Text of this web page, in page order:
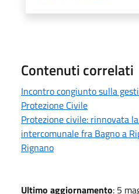
Contenuti correlati
Incontro congiunto sulla
Protezione Civile
Protezione civile: rinnovata
intercomunale fra Bagno a
Rignano
Ultimo aggiornamento: 5